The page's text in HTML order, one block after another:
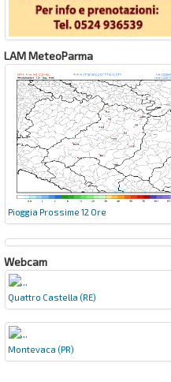
LAM MeteoParma
Pioggia Prossime 12 Ore
Webcam
Quattro Castella (RE)
Montevaca (PR)